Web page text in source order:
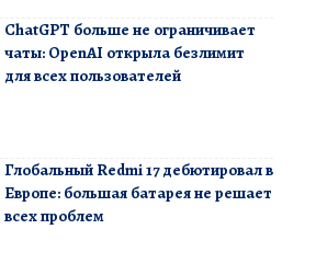
ChatGPT больше не ограничивает
чаты: OpenAI открыла безлимит
для всех пользователей
Глобальный Redmi 17 дебютировал в
Европе: большая батарея не решает
всех проблем